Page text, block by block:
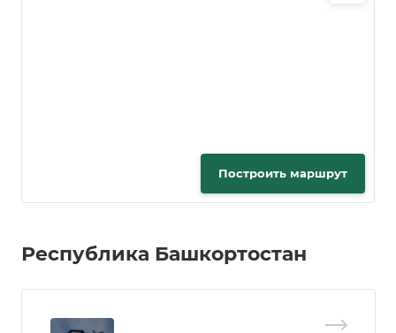
Построить маршрут
Республика Башкортостан